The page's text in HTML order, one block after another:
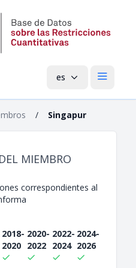
es Menú
/ Singapur
MIEMBRO
correspondientes al
2018-
2020
2020-
2022
2022-
2024
2024-
2026